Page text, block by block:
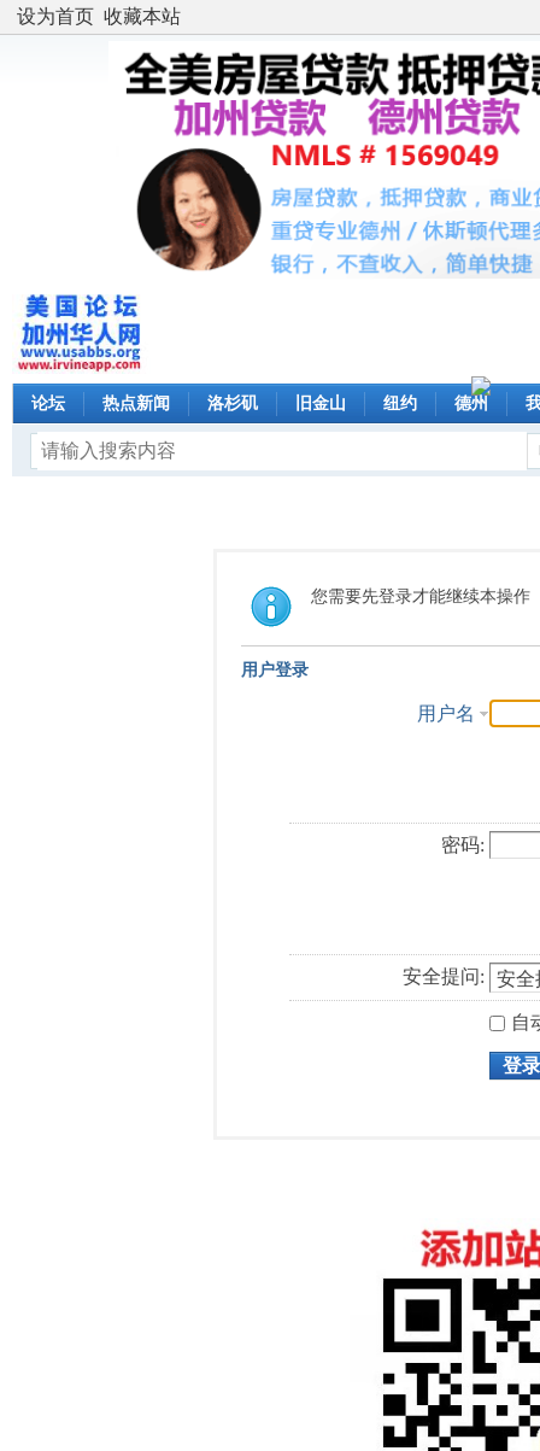
设为首页 收藏本站
论坛 热点新闻 洛杉矶 旧金山 纽约 德州
您需要先登录才能继续本操作
用户登录
用户名
密码:
安全提问:
自
登录